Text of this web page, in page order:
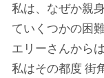
私は、なぜか親
ていくつかの困
エリーさんから
私はその都度 街